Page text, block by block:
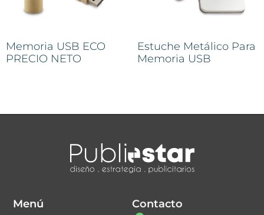
Memoria USB ECO
PRECIO NETO
Estuche Metálico Para
Memoria USB
Menú Contacto